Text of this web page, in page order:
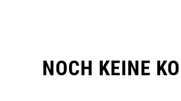
NOCH KEINE